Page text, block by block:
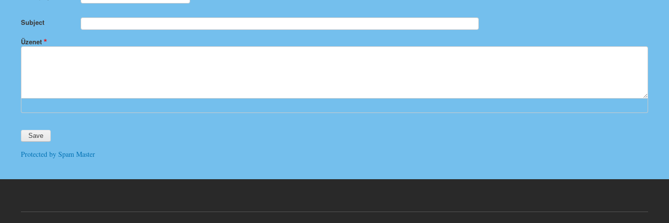
Subject
Üzenet
Protected by Spam Master